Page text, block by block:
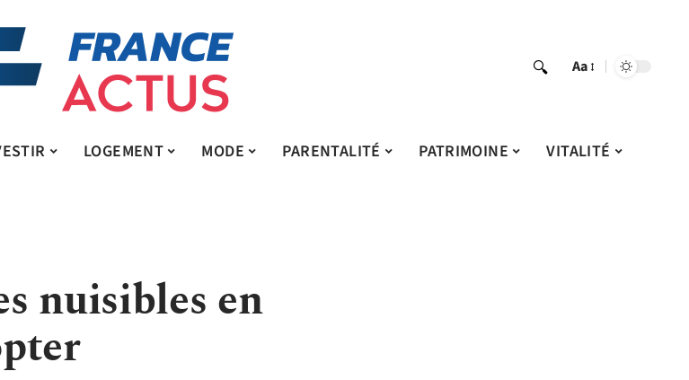
Aa
LOGEMENT MODE PARENTALITÉ PATRIMOINE
VITALITÉ
nuisibles en